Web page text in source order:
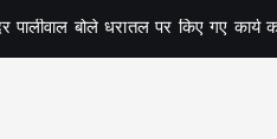
पालीवाल बोले धरातल पर किए गए कार्य